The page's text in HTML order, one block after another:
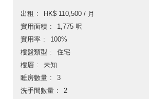
出租
HK$ 110,500 / 月
實用面積
1,775 呎
實用率
100%
樓盤類型
住宅
樓層
未知
睡房數量
3
洗手間數量
2